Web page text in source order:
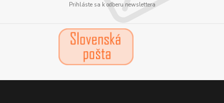
Prihláste sa k odberu newslettera